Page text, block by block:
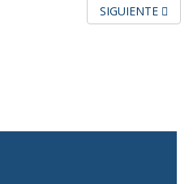
FIESTAS Y FELIZ 2021
ARTÍCULO
SIGUIENTE